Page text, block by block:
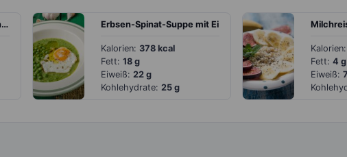
Rinderspieße mit Zucchini und grünem Salat Erbsen-Spinat-Suppe mit Ei
Kalorien: 378 kcal
Fett: 18 g
Eiweiß: 22 g
Kohlehydrate: 25 g
Kalorien:
Fett: 4 g
Eiweiß: